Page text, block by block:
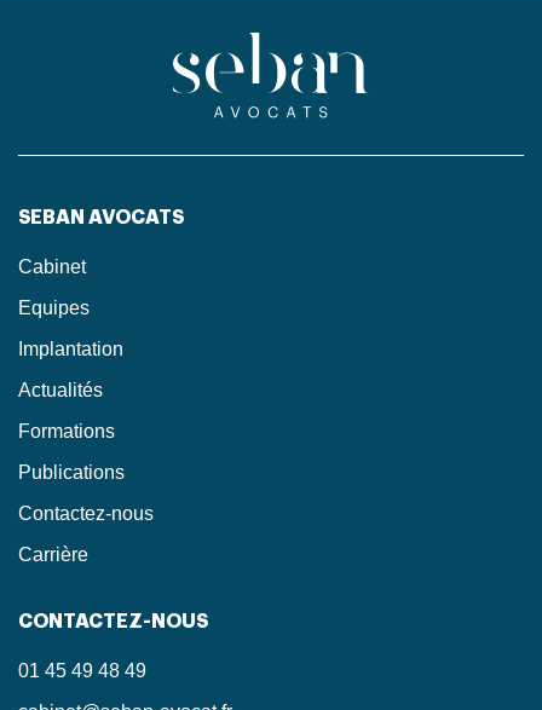
SEBAN AVOCATS
Cabinet
Equipes
Implantation
Actualités
Formations
Publications
Contactez-nous
Carrière
CONTACTEZ-NOUS
01 45 49 48 49